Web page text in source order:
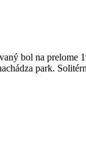
bol na prelome
park.